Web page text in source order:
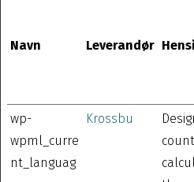
Navn Leverandør
wp-
wpml_curre
nt_languag
Krossbu